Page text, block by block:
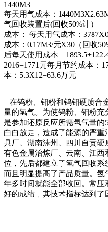
1440M3
每天用气成本：
气回收装置后(回收50%计）
成本： 每天用气成本：
成本：0.17M3/元X30（回收
后每天使用成本：
2016=1771元每月节约成本：
本：5.3X12=63.6万元
在钨粉、钼粉和钨钼硬质合
量的氢气。为使钨粉、钼粉
是参加还原反应所需氢气量
白白放走，造成了能源的严
具厂、湖南洙州、四川自贡
有色金属治炼厂、云南、江
位，先后都建立了氢气回收系
而且明显提高了产品质量。
年多时间就能全部收回。常
好的成绩，其技术指标达到了